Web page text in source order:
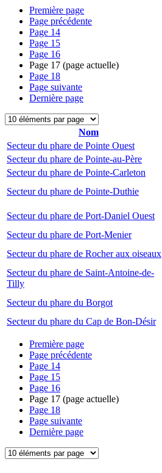
Première page
Page précédente
Page 14
Page 15
Page 16
Page 17 (page actuelle)
Page 18
Page suivante
Dernière page
Nom
Secteur du phare de Pointe Ouest
Secteur du phare de Pointe-au-Père
Secteur du phare de Pointe-Carleton
Secteur du phare de Pointe-Duthie
Secteur du phare de Port-Daniel Ouest
Secteur du phare de Port-Menier
Secteur du phare de Rocher aux oiseaux
Secteur du phare de Saint-Antoine-de-
Tilly
Secteur du phare du Borgot
Secteur du phare du Cap de Bon-Désir
Première page
Page précédente
Page 14
Page 15
Page 16
Page 17 (page actuelle)
Page 18
Page suivante
Dernière page